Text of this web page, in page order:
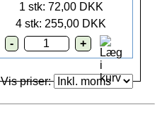
1 stk: 72,00 DKK
4 stk: 255,00 DKK
Vis priser: